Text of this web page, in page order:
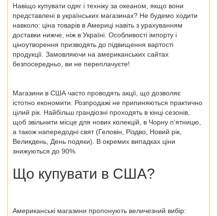
Навіщо купувати одяг і техніку за океаном, якщо вони
представлені в українських магазинах? Не будемо ходити
навколо: ціна товарів в Америці навіть з урахуванням
доставки нижче, ніж в Україні. Особливості імпорту і
ціноутворення призводять до підвищення вартості
продукції. Замовляючи на американських сайтах
безпосередньо, ви не переплачуєте!
Магазини в США часто проводять акції, що дозволяє
істотно економити. Розпродажі не припиняються практично
цілий рік. Найбільш грандіозні проходять в кінці сезонів,
щоб звільнити місце для нових колекцій, в Чорну п'ятницю,
а також напередодні свят (Геловін, Різдво, Новий рік,
Великдень, День подяки). В окремих випадках ціни
знижуються до 90%.
Що купувати в США?
Американські магазини пропонують величезний вибір: